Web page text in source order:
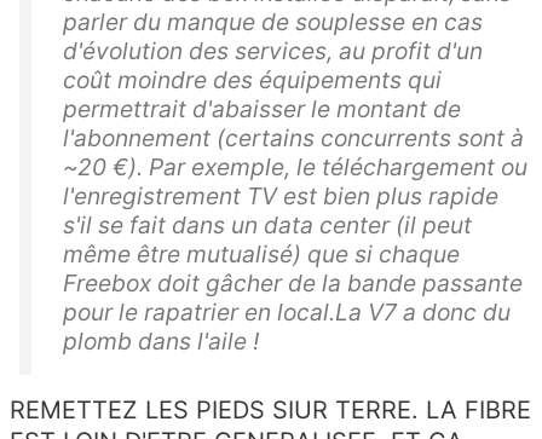
parler du manque de souplesse en cas
d'évolution des services, au profit d'un
coût moindre des équipements qui
permettrait d'abaisser le montant de
l'abonnement (certains concurrents sont à
~20 €). Par exemple, le téléchargement ou
l'enregistrement TV est bien plus rapide
s'il se fait dans un data center (il peut
même être mutualisé) que si chaque
Freebox doit gâcher de la bande passante
pour le rapatrier en local.La V7 a donc du
plomb dans l'aile !
REMETTEZ LES PIEDS SIUR TERRE. LA FIBRE